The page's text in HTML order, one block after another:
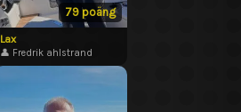
79 poäng
Lax
👤 Fredrik ahlstrand